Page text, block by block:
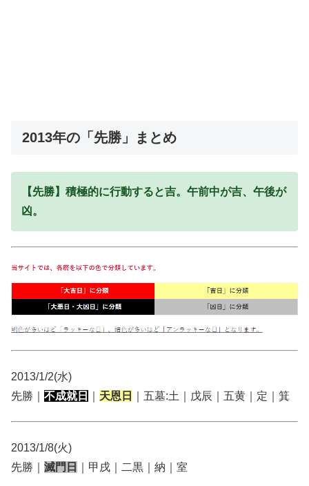
2013年の「先勝」まとめ
【先勝】積極的に行動すると吉。午前中が吉、午後が
凶。
2013/1/2(水)
先勝｜ 不成就日 天恩日 ｜五墓:土｜戊辰｜五黄｜定｜箕
2013/1/8(火)
先勝｜ 滅門日 ｜甲戌｜二黒｜納｜室